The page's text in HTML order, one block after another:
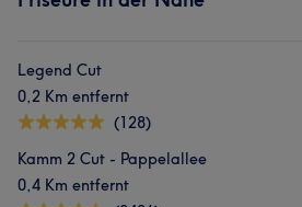
Legend Cut
0,2 Km entfernt
(128)
Kamm 2 Cut - Pappelallee
0,4 Km entfernt